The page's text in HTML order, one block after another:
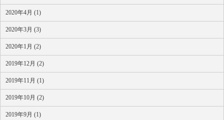
2020年4月 (1)
2020年3月 (3)
2020年1月 (2)
2019年12月 (2)
2019年11月 (1)
2019年10月 (2)
2019年9月 (1)